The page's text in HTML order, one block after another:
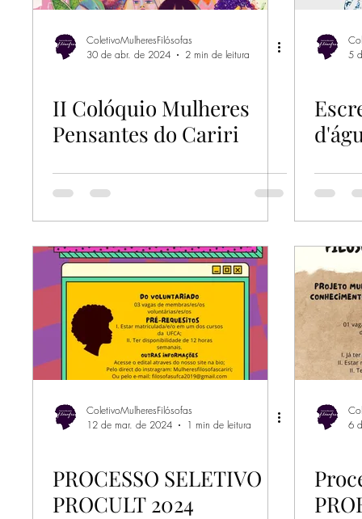
ColetivoMulheresFilósofas
30 de abr. de 2024
2 min de leitura
II Colóquio Mulheres
Pensantes do Cariri
5
ColetivoMulheresFilósofas
12 de mar. de 2024
1 min de leitura
PROCESSO SELETIVO
PROCULT 2024
6